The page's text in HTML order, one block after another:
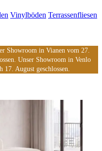
Vinylböden Terrassenfliesen
Showroom in Vianen vom 27.
Unser Showroom in Venlo
August geschlossen.